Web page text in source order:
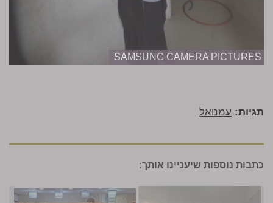
SAMSUNG CAMERA PICTURES
תגיות: עמנואל
כתבות נוספות שיעניינו אותך: